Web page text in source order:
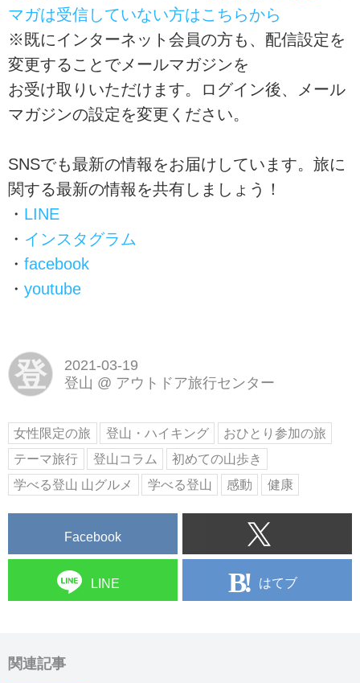
マガは受信していない方はこちらから
※既にインターネット会員の方も、配信設定を
変更することでメールマガジンを
お受け取りいただけます。ログイン後、メール
マガジンの設定を変更ください。
SNSでも最新の情報をお届けしています。旅に
関する最新の情報を共有しましょう！
・ LINE
・ インスタグラム
・ facebook
・ youtube
登
2021-03-19
登山 @ アウトドア旅行センター
女性限定の旅 登山・ハイキング
おひとり参加の旅
テーマ旅行
登山コラム
初めての山歩き
学べる登山 山グルメ
学べる登山 感動 健康
Facebook
LINE はてブ
関連記事